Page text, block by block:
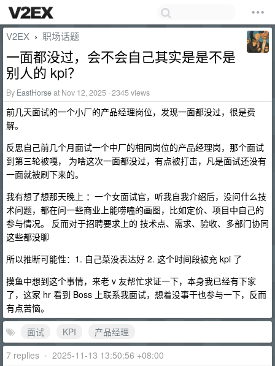
V2EX › 职场话题
一面都没过，会不会自己其实是是不是
别人的 kpi？
By EastHorseat Nov 12, 2025 · 2345 views
前几天面试的一个小厂的产品经理岗位，发现一面都没过，很是费
解。
反思自己前几个月面试一个中厂的相同岗位的产品经理岗，那个面试
到第三轮被嘎， 为啥这次一面都没过，有点被打击，凡是面试还没有
一面就被刷下来的。
我有想了想那天晚上 ：一个女面试官，听我自我介绍后，没问什么技
术问题，都在问一些商业上能唠嗑的画图，比如定价、项目中自己的
参与情况。 反而对于招聘要求上的 技术点、需求、验收、多部门协同
这些都没聊
所以推断可能性：1. 自己菜没表达好 2. 这个时间段被充 kpi 了
摸鱼中想到这个事情，来老 v 友帮忙求证一下，本身我已经有下家
了，这家 hr 看到 Boss 上联系我面试，想着没事干也参与一下，反而
有点苦恼。
面试
KPI
产品经理
7 replies • 2025-11-13 13:50:56 +08:00